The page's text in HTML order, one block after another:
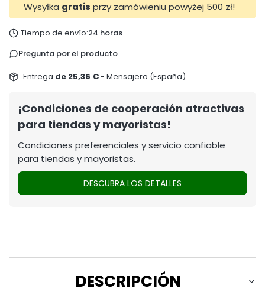
Wysyłka gratis przy zamówieniu powyżej 500 zł!
Tiempo de envío:24 horas
Pregunta por el producto
Entrega de 25,36 €- Mensajero (España)
¡Condiciones de cooperación atractivas
para tiendas y mayoristas!
Condiciones preferenciales y servicio confiable
para tiendas y mayoristas.
DESCUBRA LOS DETALLES
DESCRIPCIÓN